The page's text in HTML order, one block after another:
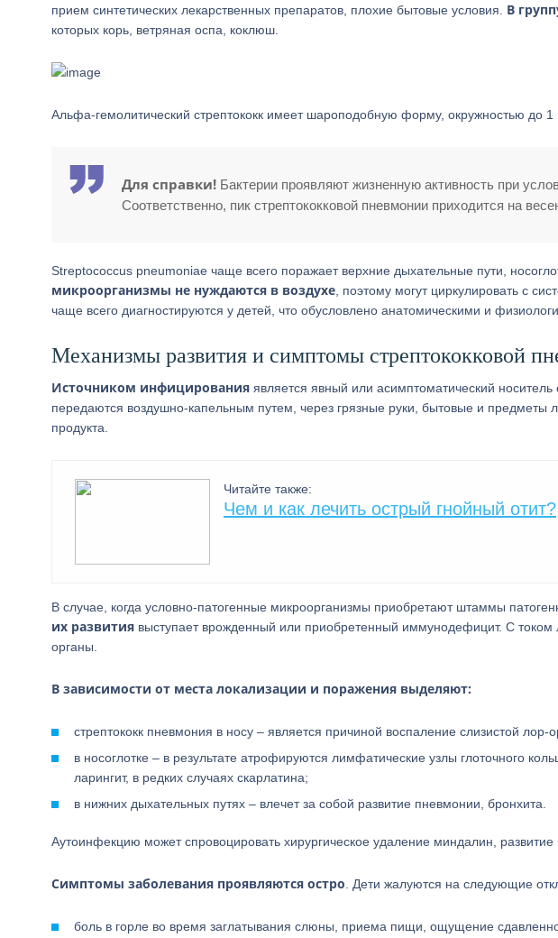
прием синтетических лекарственных препаратов, плохие бытовые условия. В
которых корь, ветряная оспа, коклюш.
Альфа-гемолитический стрептококк имеет шароподобную форму, окружностью до
Для справки! Бактерии проявляют жизненную активность при
Соответственно, пик стрептококковой пневмонии приходится на
Streptococcus pneumoniae чаще всего поражает верхние дыхательные пути,
микроорганизмы не нуждаются в воздухе , поэтому могут циркулировать с
чаще всего диагностируются у детей, что обусловлено анатомическими и
Механизмы развития и симптомы стрептококковой
Источником инфицирования является явный или асимптоматический
передаются воздушно-капельным путем, через грязные руки, бытовые и предметы
продукта.
Читайте также:
Чем и как лечить острый гнойный отит?
В случае, когда условно-патогенные микроорганизмы приобретают штаммы
их развития выступает врожденный или приобретенный иммунодефицит. С
органы.
В зависимости от места локализации и поражения выделяют:
стрептококк пневмония в носу – является причиной воспаление слизистой лор-
в носоглотке – в результате атрофируются лимфатические узлы глоточного
ларингит, в редких случаях скарлатина;
в нижних дыхательных путях – влечет за собой развитие пневмонии, бронхита.
Аутоинфекцию может спровоцировать хирургическое удаление миндалин,
Симптомы заболевания проявляются остро . Дети жалуются на следующие
боль в горле во время заглатывания слюны, приема пищи, ощущение